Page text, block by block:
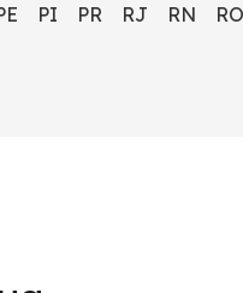
PI PR RJ RN RO